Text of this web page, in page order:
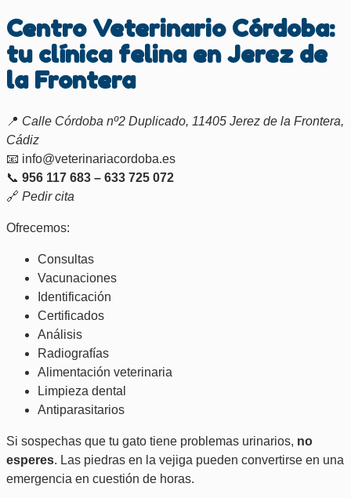
Centro Veterinario Córdoba:
tu clínica felina en Jerez de
la Frontera
📍 Calle Córdoba nº2 Duplicado, 11405 Jerez de la Frontera,
Cádiz
📧 info@veterinariacordoba.es
📞 956 117 683 – 633 725 072
🔗 Pedir cita
Ofrecemos:
Consultas
Vacunaciones
Identificación
Certificados
Análisis
Radiografías
Alimentación veterinaria
Limpieza dental
Antiparasitarios
Si sospechas que tu gato tiene problemas urinarios, no
esperes. Las piedras en la vejiga pueden convertirse en una
emergencia en cuestión de horas.